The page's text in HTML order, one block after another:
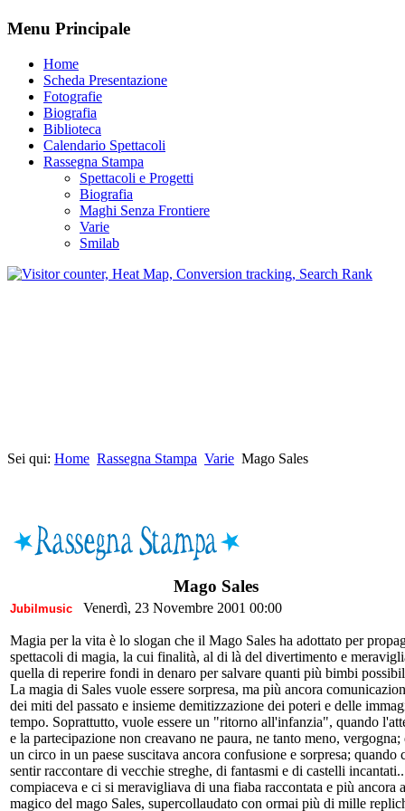
Menu Principale
Home
Scheda Presentazione
Fotografie
Biografia
Biblioteca
Calendario Spettacoli
Rassegna Stampa
Spettacoli e Progetti
Biografia
Maghi Senza Frontiere
Varie
Smilab
Sei qui: Home Rassegna Stampa Varie Mago Sales
Mago Sales
Jubilmusic Venerdì, 23 Novembre 2001 00:00
Magia per la vita è lo slogan che il Mago Sales ha adottato per
spettacoli di magia, la cui finalità, al di là del divertimento e
quella di reperire fondi in denaro per salvare quanti più bimbi
La magia di Sales vuole essere sorpresa, ma più ancora
dei miti del passato e insieme demitizzazione dei poteri e delle
tempo. Soprattutto, vuole essere un "ritorno all'infanzia", quando
e la partecipazione non creavano ne paura, ne tanto meno,
un circo in un paese suscitava ancora confusione e sorpresa; quando
sentir raccontare di vecchie streghe, di fantasmi e di castelli
compiaceva e ci si meravigliava di una fiaba raccontata e più ancora
magico del mago Sales, supercollaudato con ormai più di mille